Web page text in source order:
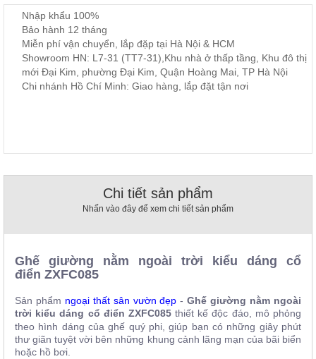
ban
Phụ
Kiện
, đồ
trí
Nhà
Thất
Hàng
Nhập khẩu 100%
Bảo hành 12 tháng
Miễn phí vận chuyển, lắp đặp tại Hà Nội & HCM
Showroom HN: L7-31 (TT7-31),Khu nhà ở thấp tầng, Khu đô thị
mới Đại Kim, phường Đại Kim, Quận Hoàng Mai, TP Hà Nội
Chi nhánh Hồ Chí Minh: Giao hàng, lắp đặt tận nơi
Chi tiết sản phẩm
Nhấn vào đây để xem chi tiết sản phẩm
Ghế giường nằm ngoài trời kiểu dáng cổ
điển ZXFC085
Sản phẩm ngoại thất sân vườn đẹp -Ghế giường nằm ngoài
trời kiểu dáng cổ điển ZXFC085thiết kế độc đáo, mô phỏng
theo hình dáng của ghế quý phi, giúp bạn có những giây phút
thư giãn tuyệt vời bên những khung cảnh lãng mạn của bãi biển
hoặc hồ bơi.